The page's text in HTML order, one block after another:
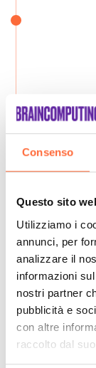
Consenso
Questo sito
Utilizziamo i
annunci, per
analizzare il
informazioni
nostri partner
pubblicità e
con altre
raccolto dal